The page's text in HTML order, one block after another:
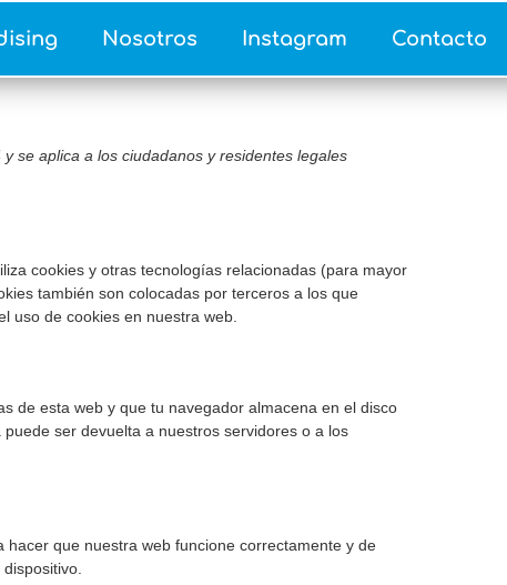
Nosotros Instagram Contacto
se aplica a los ciudadanos y residentes legales
cookies y otras tecnologías relacionadas (para mayor
también son colocadas por terceros a los que
uso de cookies en nuestra web.
de esta web y que tu navegador almacena en el disco
ser devuelta a nuestros servidores o a los
que nuestra web funcione correctamente y de